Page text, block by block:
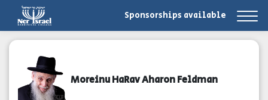
Sponsorships available
Moreinu HaRav Aharon Feldman